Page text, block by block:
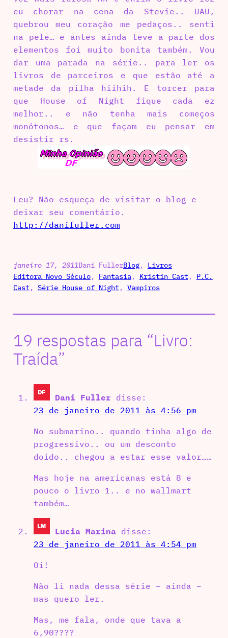
eu chorar na cena da Stevie.. UAU,
quebrou meu coração me pedaços.. senti
na pele… e antes ainda teve a parte dos
elementos foi muito bonita também. Vou
dar uma parada na série.. para ler os
livros de parceiros e que estão até a
metade da pilha hiihih. E torcer para
que House of Night fique cada ez
melhor.. e não tenha mais começos
monótonos… e que façam eu pensar em
desistir rs.
Leu? Não esqueça de visitar o blog e
deixar seu comentário.
http://danifuller.com
janeiro 17, 2011Dani FullerBlog, Livros
Editora Novo Século, Fantasia, Kristin Cast, P.C.
Cast, Série House of Night, Vampiros
19 respostas para “Livro:
Traída”
Dani Fuller disse:
23 de janeiro de 2011 às 4:56 pm
No submarino.. quando tinha algo de
progressivo.. ou um desconto
doido.. chegou a estar esse valor……
Mas hoje na americanas está 8 e
pouco o livro 1.. e no wallmart
também…
Lucia Marina disse:
23 de janeiro de 2011 às 4:54 pm
Oi!
Não li nada dessa série – ainda –
mas quero ler.
Mas, me fala, onde que tava a
6,90????